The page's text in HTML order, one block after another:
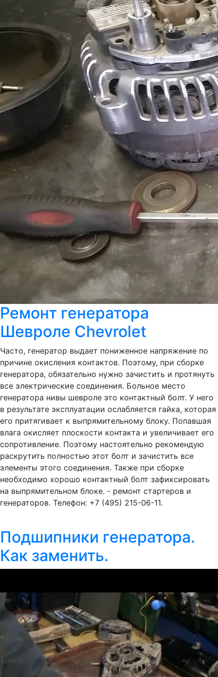
Ремонт генератора
Шевроле Chevrolet
Часто, генератор выдает пониженное напряжение по
причине окисления контактов. Поэтому, при сборке
генератора, обязательно нужно зачистить и протянуть
все электрические соединения. Больное место
генератора нивы шевроле это контактный болт. У него
в результате эксплуатации ослабляется гайка, которая
его притягивает к выпрямительному блоку. Попавшая
влага окисляет плоскости контакта и увеличивает его
сопротивление. Поэтому настоятельно рекомендую
раскрутить полностью этот болт и зачистить все
элементы этого соединения. Также при сборке
необходимо хорошо контактный болт зафиксировать
на выпрямительном блоке. - ремонт стартеров и
генераторов. Телефон: +7 (495) 215-06-11.
Подшипники генератора.
Как заменить.